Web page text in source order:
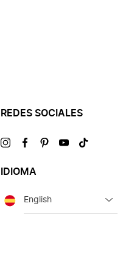
REDES SOCIALES
VisítanosVisítanosVisítanosVisítanosVisítanos
IDIOMA
Idioma